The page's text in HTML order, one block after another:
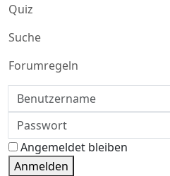
Quiz
Suche
Forumregeln
Benutzername
Passwort
Angemeldet bleiben
Anmelden